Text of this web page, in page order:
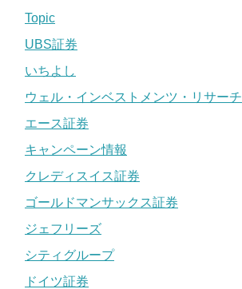
Topic
UBS証券
いちよし
ウェル・インベストメンツ・リサーチ
エース証券
キャンペーン情報
クレディスイス証券
ゴールドマンサックス証券
ジェフリーズ
シティグループ
ドイツ証券